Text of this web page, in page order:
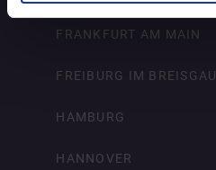
FRANKFURT AM MAIN
FREIBURG IM BREISGAU
HAMBURG
HANNOVER